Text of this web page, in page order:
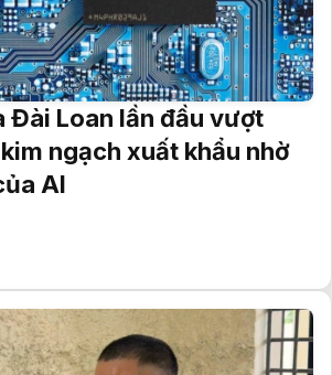
Đài Loan lần đầu vượt
ngạch xuất khẩu nhờ
AI